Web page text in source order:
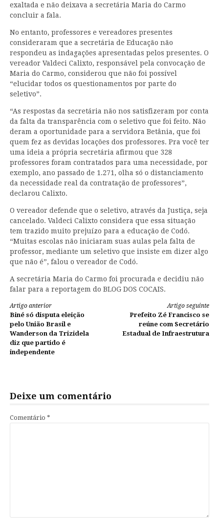
exaltada e não deixava a secretária Maria do Carmo
concluir a fala.
No entanto, professores e vereadores presentes
consideraram que a secretária de Educação não
respondeu as indagações apresentadas pelos presentes. O
vereador Valdeci Calixto, responsável pela convocação de
Maria do Carmo, considerou que não foi possível
“elucidar todos os questionamentos por parte do
seletivo”.
“As respostas da secretária não nos satisfizeram por conta
da falta da transparência com o seletivo que foi feito. Não
deram a oportunidade para a servidora Betânia, que foi
quem fez as devidas locações dos professores. Pra você ter
uma ideia a própria secretária afirmou que 328
professores foram contratados para uma necessidade, por
exemplo, ano passado de 1.271, olha só o distanciamento
da necessidade real da contratação de professores”,
declarou Calixto.
O vereador defende que o seletivo, através da Justiça, seja
cancelado. Valdeci Calixto considera que essa situação
tem trazido muito prejuízo para a educação de Codó.
“Muitas escolas não iniciaram suas aulas pela falta de
professor, mediante um seletivo que insiste em dizer algo
que não é”, falou o vereador de Codó.
A secretária Maria do Carmo foi procurada e decidiu não
falar para a reportagem do BLOG DOS COCAIS.
Continue
lendo
Artigo anterior
Biné só disputa eleição
pelo União Brasil e
Wanderson da Trizidela
diz que partido é
independente
Artigo seguinte
Prefeito Zé Francisco se
reúne com Secretário
Estadual de Infraestrutura
Deixe um comentário
Comentário *